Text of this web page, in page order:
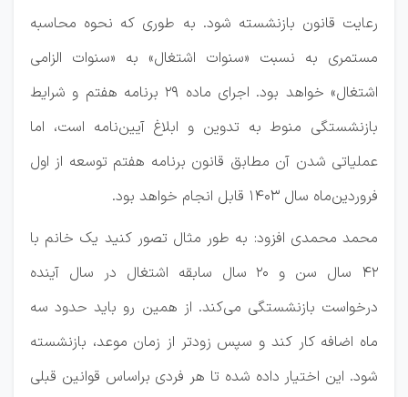
رعایت قانون بازنشسته شود. به طوری که نحوه محاسبه
مستمری به نسبت «سنوات اشتغال» به «سنوات الزامی
اشتغال» خواهد بود. اجرای ماده ۲۹ برنامه هفتم و شرایط
بازنشستگی منوط به تدوین و ابلاغ آیین‌نامه است، اما
عملیاتی شدن آن مطابق قانون برنامه هفتم توسعه از اول
فروردین‌ماه سال ۱۴۰۳ قابل انجام خواهد بود.
محمد محمدی افزود: به طور مثال تصور کنید یک خانم با
۴۲ سال سن و ۲۰ سال سابقه اشتغال در سال آینده
درخواست بازنشستگی می‌کند. از همین رو باید حدود سه
ماه اضافه کار کند و سپس زودتر از زمان موعد، بازنشسته
شود. این اختیار داده شده تا هر فردی براساس قوانین قبلی